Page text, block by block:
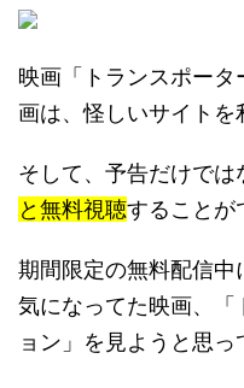
映画「トランスポー
画は、怪しいサイトを
そして、予告だけでは
と無料視聴することが
期間限定の無料配信中
気になってた映画、
ョン」を見ようと思っ